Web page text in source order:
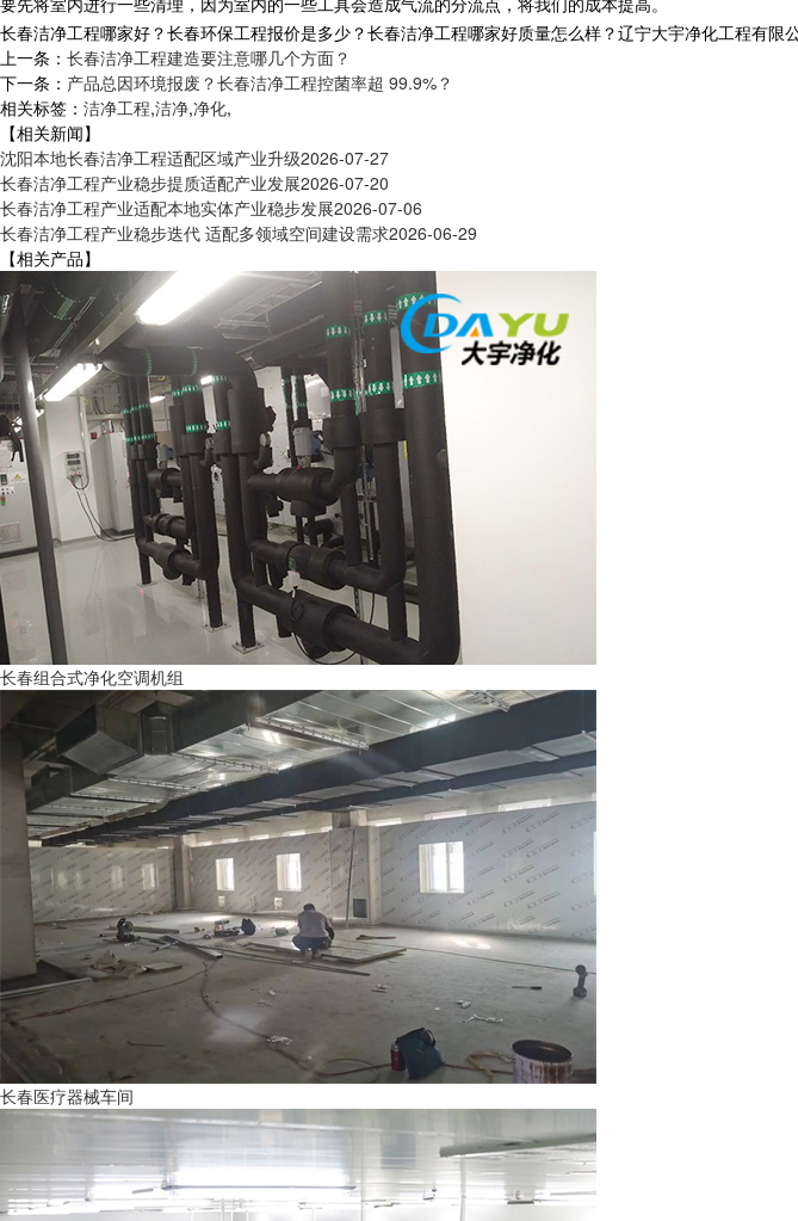
长春洁净工程哪家好？长春环保工程报价是多少？长春洁净工程哪家好质量怎么样？辽宁大宇净化工程有
上一条： 长春洁净工程建造要注意哪几个方面？
下一条： 产品总因环境报废？长春洁净工程控菌率超 99.9%？
相关标签： 洁净工程,洁净,净化,
【相关新闻】
沈阳本地长春洁净工程适配区域产业升级2026-07-27
长春洁净工程产业稳步提质适配产业发展2026-07-20
长春洁净工程产业适配本地实体产业稳步发展2026-07-06
长春洁净工程产业稳步迭代 适配多领域空间建设需求2026-06-29
【相关产品】
长春组合式净化空调机组
长春医疗器械车间